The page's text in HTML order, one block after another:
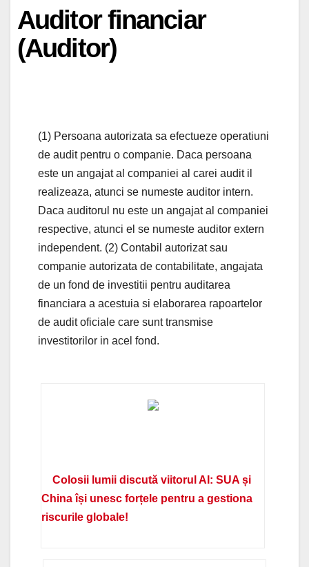
Auditor financiar
(Auditor)
(1) Persoana autorizata sa efectueze operatiuni
de audit pentru o companie. Daca persoana
este un angajat al companiei al carei audit il
realizeaza, atunci se numeste auditor intern.
Daca auditorul nu este un angajat al companiei
respective, atunci el se numeste auditor extern
independent. (2) Contabil autorizat sau
companie autorizata de contabilitate, angajata
de un fond de investitii pentru auditarea
financiara a acestuia si elaborarea rapoartelor
de audit oficiale care sunt transmise
investitorilor in acel fond.
Colosii lumii discută viitorul AI: SUA și
China își unesc forțele pentru a gestiona
riscurile globale!